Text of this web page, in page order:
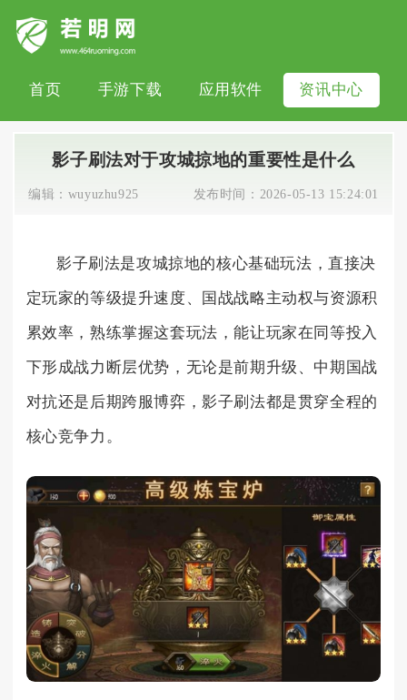
首页 手游下载 应用软件 资讯中心
影子刷法对于攻城掠地的重要性是什么
编辑： wuyuzhu925 发布时间： 2026-05-13 15:24:01
影子刷法是攻城掠地的核心基础玩法，直接决
定玩家的等级提升速度、国战战略主动权与资源积
累效率，熟练掌握这套玩法，能让玩家在同等投入
下形成战力断层优势，无论是前期升级、中期国战
对抗还是后期跨服博弈，影子刷法都是贯穿全程的
核心竞争力。